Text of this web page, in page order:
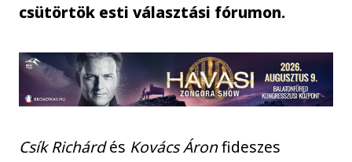
csütörtök esti választási fórumon.
Csík Richárdés Kovács Áronfideszes